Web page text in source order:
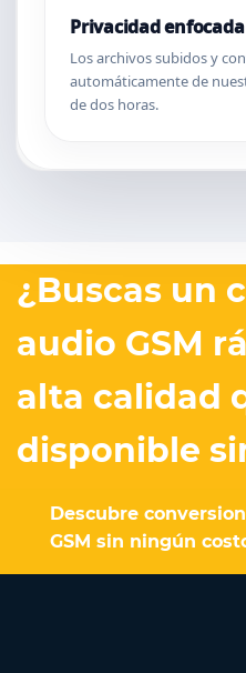
Privacidad enfocada
Los archivos subidos y
automáticamente de
de dos horas.
¿Buscas un
audio GSM
alta calidad
disponible
Descubre
GSM sin ningún